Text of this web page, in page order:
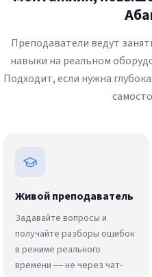
Преподаватели ведут
навыки на реальном
Подходит, если нужна
Живой преподаватель
Задавайте вопросы и
получайте разборы ошибок
в режиме реального
времени — не через чат-